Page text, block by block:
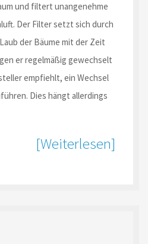
und filtert unangenehme
Der Filter setzt sich durch
der Bäume mit der Zeit
er regelmäßig gewechselt
empfiehlt, ein Wechsel
Dies hängt allerdings
[Weiterlesen]